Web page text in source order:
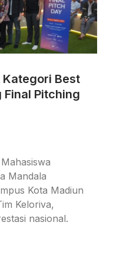
Best
Final Pitching
Mandala
Kota Madiun
Keloriva,
nasional.